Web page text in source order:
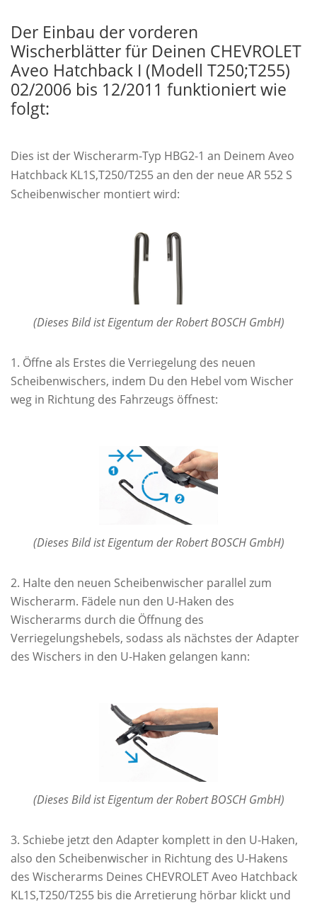
Der Einbau der vorderen
Wischerblätter für Deinen CHEVROLET
Aveo Hatchback I (Modell T250;T255)
02/2006 bis 12/2011 funktioniert wie
folgt:
Dies ist der Wischerarm-Typ HBG2-1 an Deinem Aveo
Hatchback KL1S,T250/T255 an den der neue AR 552 S
Scheibenwischer montiert wird:
(Dieses Bild ist Eigentum der Robert BOSCH GmbH)
Öffne als Erstes die Verriegelung des neuen
Scheibenwischers, indem Du den Hebel vom Wischer
weg in Richtung des Fahrzeugs öffnest:
(Dieses Bild ist Eigentum der Robert BOSCH GmbH)
Halte den neuen Scheibenwischer parallel zum
Wischerarm. Fädele nun den U-Haken des
Wischerarms durch die Öffnung des
Verriegelungshebels, sodass als nächstes der Adapter
des Wischers in den U-Haken gelangen kann:
(Dieses Bild ist Eigentum der Robert BOSCH GmbH)
Schiebe jetzt den Adapter komplett in den U-Haken,
also den Scheibenwischer in Richtung des U-Hakens
des Wischerarms Deines CHEVROLET Aveo Hatchback
KL1S,T250/T255 bis die Arretierung hörbar klickt und